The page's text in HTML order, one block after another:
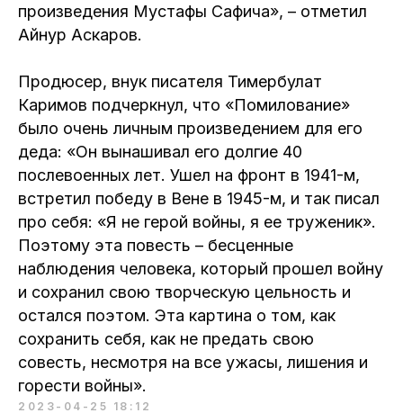
произведения Мустафы Сафича», – отметил
Айнур Аскаров.
Продюсер, внук писателя Тимербулат
Каримов подчеркнул, что «Помилование»
было очень личным произведением для его
деда: «Он вынашивал его долгие 40
послевоенных лет. Ушел на фронт в 1941-м,
встретил победу в Вене в 1945-м, и так писал
про себя: «Я не герой войны, я ее труженик».
Поэтому эта повесть – бесценные
наблюдения человека, который прошел войну
и сохранил свою творческую цельность и
остался поэтом. Эта картина о том, как
сохранить себя, как не предать свою
совесть, несмотря на все ужасы, лишения и
горести войны».
2023-04-25 18:12